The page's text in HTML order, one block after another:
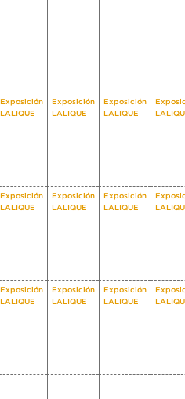
Exposición
LALIQUE
Exposición
LALIQUE
Exposición
LALIQUE
Exposición
LALIQUE
Exposición
LALIQUE
Exposición
LALIQUE
Exposición
LALIQUE
Exposición
LALIQUE
Exposición
LALIQUE